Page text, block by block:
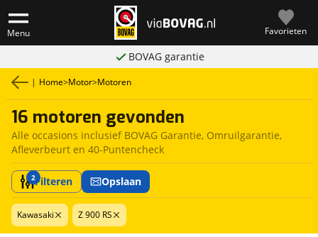
Menu Favorieten
BOVAG garantie
| Home>Motor>Motoren
16 motoren gevonden
Alle occasions inclusief BOVAG Garantie, Omruilgarantie,
Afleverbeurt en 40-Puntencheck
2Filteren Opslaan
Kawasaki Z 900 RS